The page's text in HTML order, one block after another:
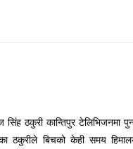
ठकुरी कान्तिपुर टेलिभिजनमा
ठकुरीले बिचको केही समय